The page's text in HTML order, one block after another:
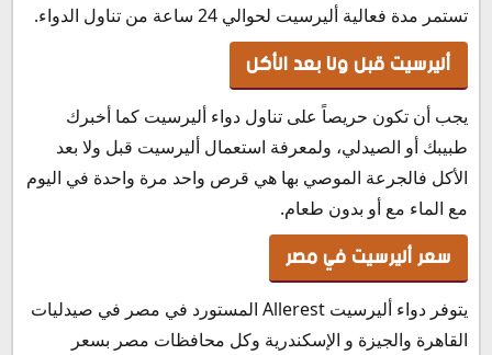
تستمر مدة فعالية أليرسيت لحوالي 24 ساعة من تناول الدواء.
أليرسيت قبل ولا بعد الأكل
يجب أن تكون حريصاً على تناول دواء أليرسيت كما أخبرك
طبيبك أو الصيدلي، ولمعرفة استعمال أليرسيت قبل ولا بعد
الأكل فالجرعة الموصي بها هي قرص واحد مرة واحدة في اليوم
مع الماء مع أو بدون طعام.
سعر أليرسيت في مصر
يتوفر دواء أليرسيت Allerest المستورد في مصر في صيدليات
القاهرة والجيزة و الإسكندرية وكل محافظات مصر بسعر